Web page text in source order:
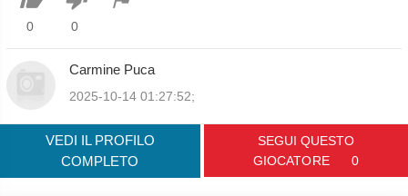
0 0
Carmine Puca
2025-10-14 01:27:52;
VEDI IL PROFILO
COMPLETO
SEGUI QUESTO
GIOCATORE
0